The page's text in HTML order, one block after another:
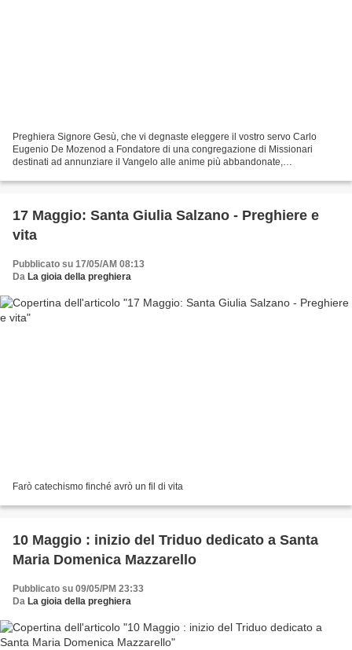
Preghiera Signore Gesù, che vi degnaste eleggere il vostro servo Carlo
Eugenio De Mozenod a Fondatore di una congregazione di Missionari
destinati ad annunziare il Vangelo alle anime più abbandonate,
17 Maggio: Santa Giulia Salzano - Preghiere e
vita
Pubblicato su 17/05/AM 08:13
Da La gioia della preghiera
Farò catechismo finché avrò un fil di vita
10 Maggio : inizio del Triduo dedicato a Santa
Maria Domenica Mazzarello
Pubblicato su 09/05/PM 23:33
Da La gioia della preghiera